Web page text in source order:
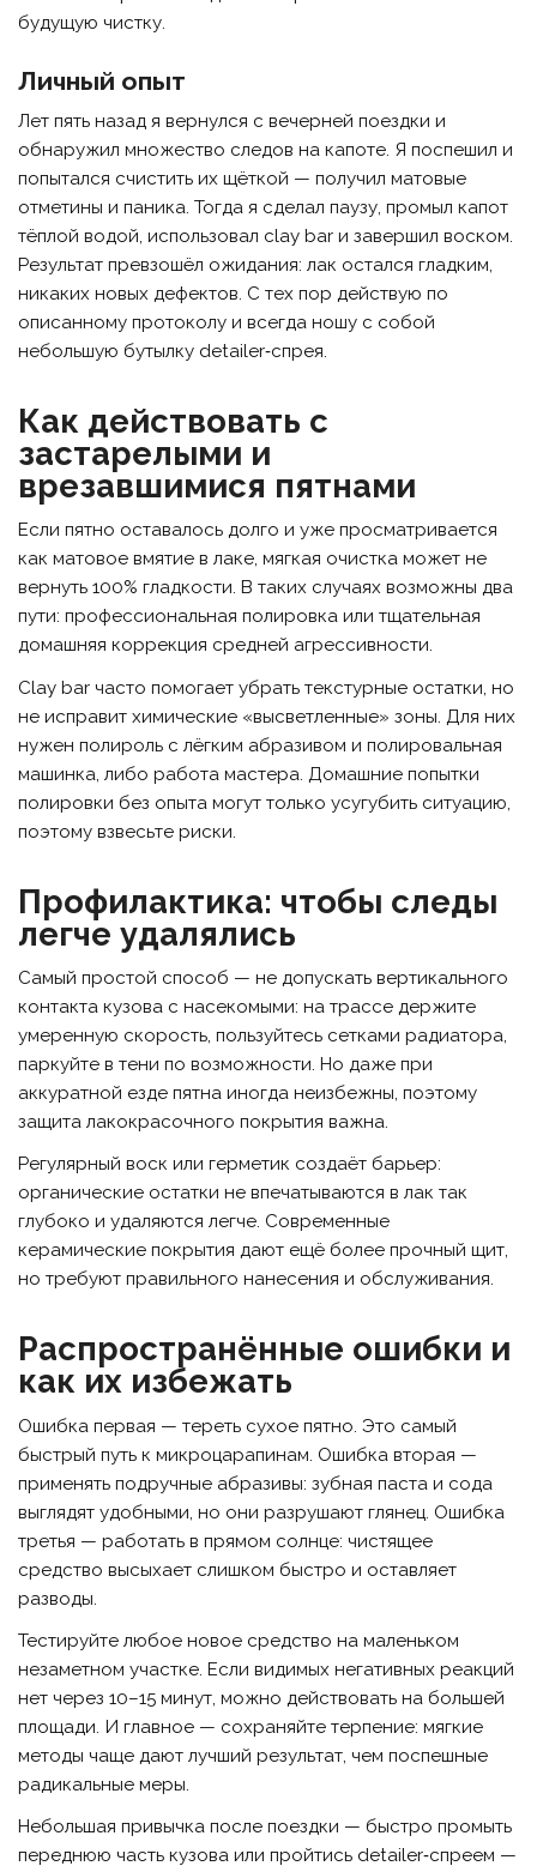
будущую чистку.
Личный опыт
Лет пять назад я вернулся с вечерней поездки и
обнаружил множество следов на капоте. Я поспешил и
попытался счистить их щёткой — получил матовые
отметины и паника. Тогда я сделал паузу, промыл капот
тёплой водой, использовал clay bar и завершил воском.
Результат превзошёл ожидания: лак остался гладким,
никаких новых дефектов. С тех пор действую по
описанному протоколу и всегда ношу с собой
небольшую бутылку detailer‑спрея.
Как действовать с
застарелыми и
врезавшимися пятнами
Если пятно оставалось долго и уже просматривается
как матовое вмятие в лаке, мягкая очистка может не
вернуть 100% гладкости. В таких случаях возможны два
пути: профессиональная полировка или тщательная
домашняя коррекция средней агрессивности.
Clay bar часто помогает убрать текстурные остатки, но
не исправит химические «высветленные» зоны. Для них
нужен полироль с лёгким абразивом и полировальная
машинка, либо работа мастера. Домашние попытки
полировки без опыта могут только усугубить ситуацию,
поэтому взвесьте риски.
Профилактика: чтобы следы
легче удалялись
Самый простой способ — не допускать вертикального
контакта кузова с насекомыми: на трассе держите
умеренную скорость, пользуйтесь сетками радиатора,
паркуйте в тени по возможности. Но даже при
аккуратной езде пятна иногда неизбежны, поэтому
защита лакокрасочного покрытия важна.
Регулярный воск или герметик создаёт барьер:
органические остатки не впечатываются в лак так
глубоко и удаляются легче. Современные
керамические покрытия дают ещё более прочный щит,
но требуют правильного нанесения и обслуживания.
Распространённые ошибки и
как их избежать
Ошибка первая — тереть сухое пятно. Это самый
быстрый путь к микроцарапинам. Ошибка вторая —
применять подручные абразивы: зубная паста и сода
выглядят удобными, но они разрушают глянец. Ошибка
третья — работать в прямом солнце: чистящее
средство высыхает слишком быстро и оставляет
разводы.
Тестируйте любое новое средство на маленьком
незаметном участке. Если видимых негативных реакций
нет через 10–15 минут, можно действовать на большей
площади. И главное — сохраняйте терпение: мягкие
методы чаще дают лучший результат, чем поспешные
радикальные меры.
Небольшая привычка после поездки — быстро промыть
переднюю часть кузова или пройтись detailer‑спреем —